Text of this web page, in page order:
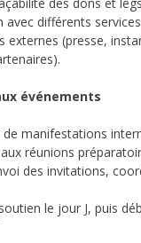
avec différents
externes (presse,
événements
manifestations
réunions
des invitations,
le jour J, puis